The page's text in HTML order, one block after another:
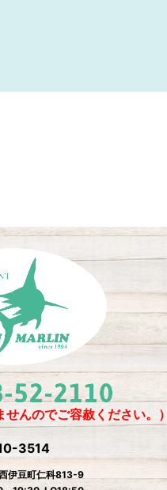
せんのでご容赦ください。）
3514
伊豆町仁科813-9